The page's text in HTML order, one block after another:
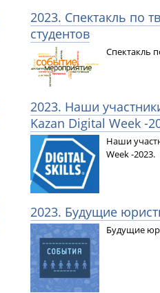
2023. Спектакль по
студентов
Спектакль
2023. Наши
Kazan Digital Week -
Наши
Week -2023.
2023. Будущие
Будущие